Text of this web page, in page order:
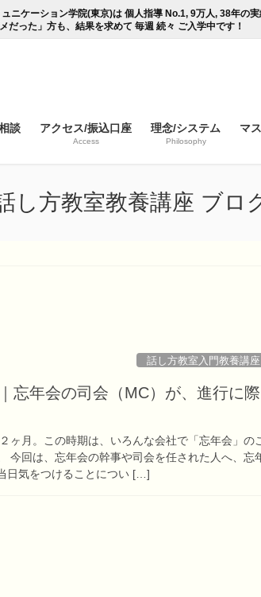
ニケーション学院(東京)は 個人指導 No.1, 9万人, 38年の
った」方も、結果を求めて 毎週 続々 ご入学中です！
談 アクセス/振込口座
Access
理念/システム
Philosophy
マ
し方教室教養講座 ブロ
話し方教室入門教養講座
忘年会の司会（MC）が、進行に際
ヶ月。この時期は、いろんな会社で「忘年会」の
今回は、忘年会の幹事や司会を任された人へ、忘
日気をつけることについ […]